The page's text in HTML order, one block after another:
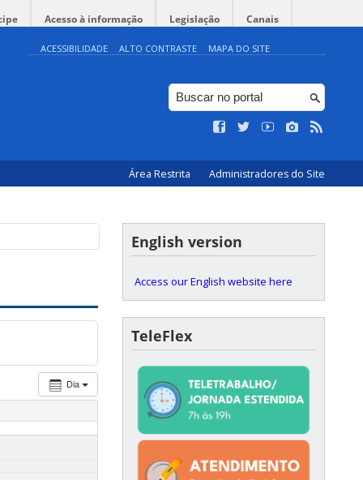
Acesso à informação Legislação Canais
ACESSIBILIDADE ALTO CONTRASTE MAPA DO SITE
Área Restrita Administradores do Site
Dia
English version
Access our English website here
TeleFlex